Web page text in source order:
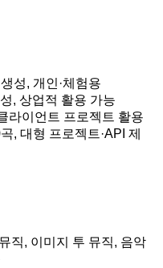
성, 개인·체험용
, 상업적 활용 가능
라이언트 프로젝트 활용
, 대형 프로젝트·API 제
직, 이미지 투 뮤직, 음악